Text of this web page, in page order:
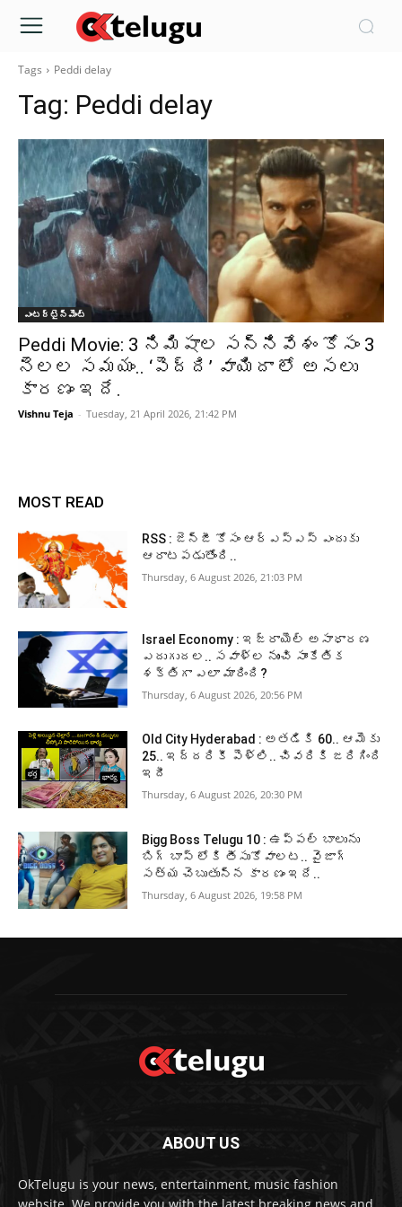
Tags Peddi delay
Tag: Peddi delay
ఎంటర్టైన్మెంట్
Peddi Movie: 3 నిమిషాల సన్నివేశం కోసం 3
నెలల సమయం.. ‘పెద్ది’ వాయిదా లో అసలు
కారణం ఇదే.
Vishnu Teja - Tuesday, 21 April 2026, 21:42 PM
MOST READ
RSS : జెన్‌జీ కోసం ఆర్‌ఎస్‌ఎస్‌ ఎందుకు
ఆరాటపడుతోంది..
Thursday, 6 August 2026, 21:03 PM
Israel Economy : ఇజ్రాయెల్‌ అసాధారణ
ఎదుగుదల.. సవాళ్ల నుంచి సాంకేతిక
శక్తిగా ఎలా మారింది?
Thursday, 6 August 2026, 20:56 PM
Old City Hyderabad : అతడికి 60.. ఆమెకు
25.. ఇద్దరికీ పెళ్లి.. చివరికి జరిగింది
ఇదీ
Thursday, 6 August 2026, 20:30 PM
Bigg Boss Telugu 10 : ఉప్పల్ బాలును
బిగ్ బాస్ లోకి తీసుకోవాలట.. వైజాగ్
సత్య చెబుతున్న కారణం ఇదే..
Thursday, 6 August 2026, 19:58 PM
ABOUT US
OkTelugu is your news, entertainment, music fashion
website. We provide you with the latest breaking news and